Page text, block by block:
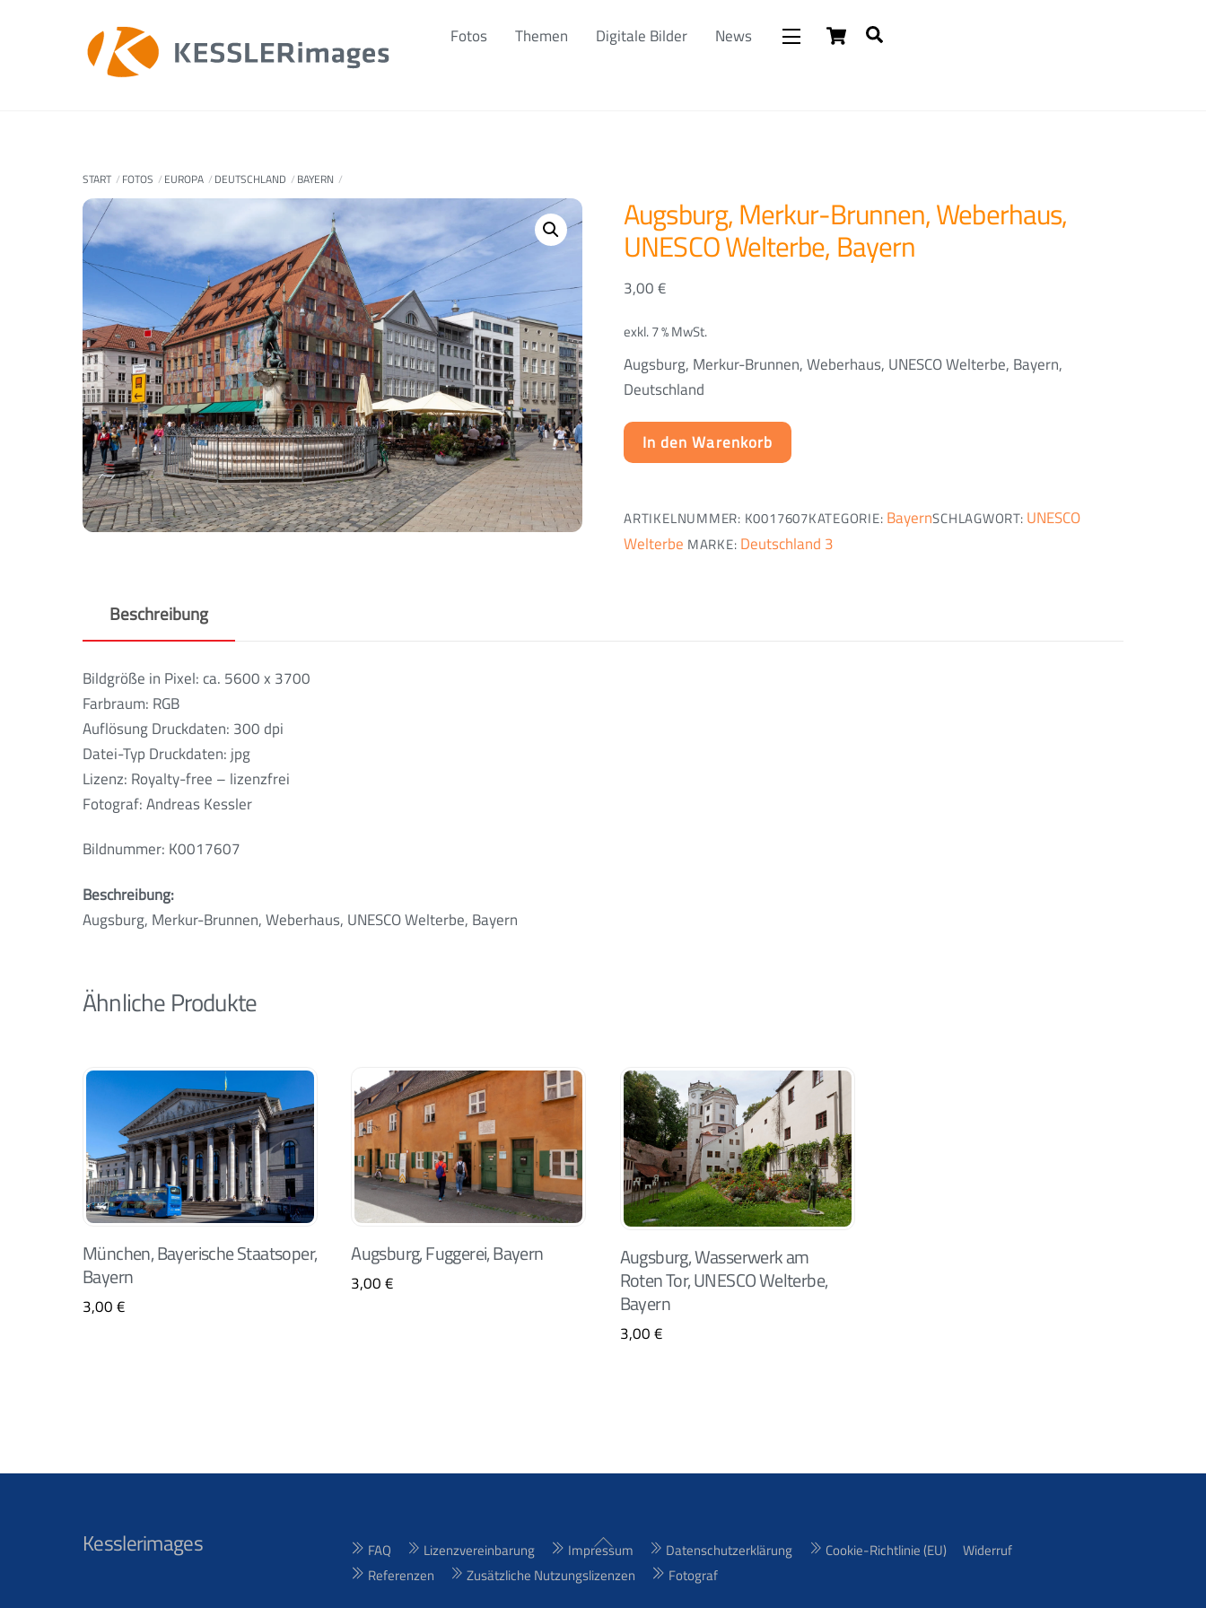
CartSuchen
Fotos Themen Digitale Bilder News Widgets
START FOTOS EUROPA DEUTSCHLAND BAYERN
Augsburg, Merkur-Brunnen, Weberhaus,
UNESCO Welterbe, Bayern
3,00€
exkl. 7 % MwSt.
Augsburg, Merkur-Brunnen, Weberhaus, UNESCO Welterbe, Bayern,
Deutschland
In den Warenkorb
ARTIKELNUMMER: K0017607KATEGORIE: BayernSCHLAGWORT: UNESCO
Welterbe MARKE: Deutschland 3
Beschreibung
Bildgröße in Pixel: ca. 5600 x 3700
Farbraum: RGB
Auflösung Druckdaten: 300 dpi
Datei-Typ Druckdaten: jpg
Lizenz: Royalty-free – lizenzfrei
Fotograf: Andreas Kessler
Bildnummer: K0017607
Beschreibung:
Augsburg, Merkur-Brunnen, Weberhaus, UNESCO Welterbe, Bayern
Ähnliche Produkte
München, Bayerische Staatsoper,
Bayern
3,00€
Augsburg, Fuggerei, Bayern
3,00€
Augsburg, Wasserwerk am
Roten Tor, UNESCO Welterbe,
Bayern
3,00€
Back
Kesslerimages FAQ Lizenzvereinbarung Impressum Datenschutzerklärung Cookie-Richtlinie (EU)
Widerruf
Referenzen
Zusätzliche Nutzungslizenzen Fotograf